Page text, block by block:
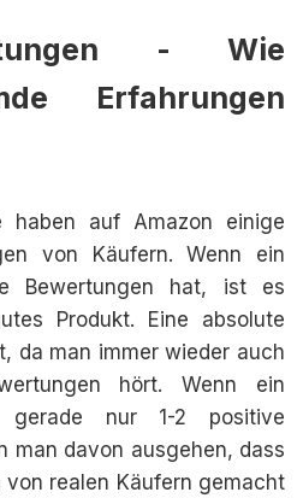
- Wie
Erfahrungen
haben auf Amazon einige
von Käufern. Wenn ein
Bewertungen hat, ist es
Produkt. Eine absolute
da man immer wieder auch
hört. Wenn ein
gerade nur 1-2 positive
man davon ausgehen, dass
realen Käufern gemacht